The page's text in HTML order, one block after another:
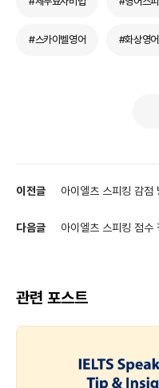
#스카이벨영어 #화상영
이전글
아이엘츠 스피킹 감점
다음글
아이엘츠 스피킹 점수
관련 포스트